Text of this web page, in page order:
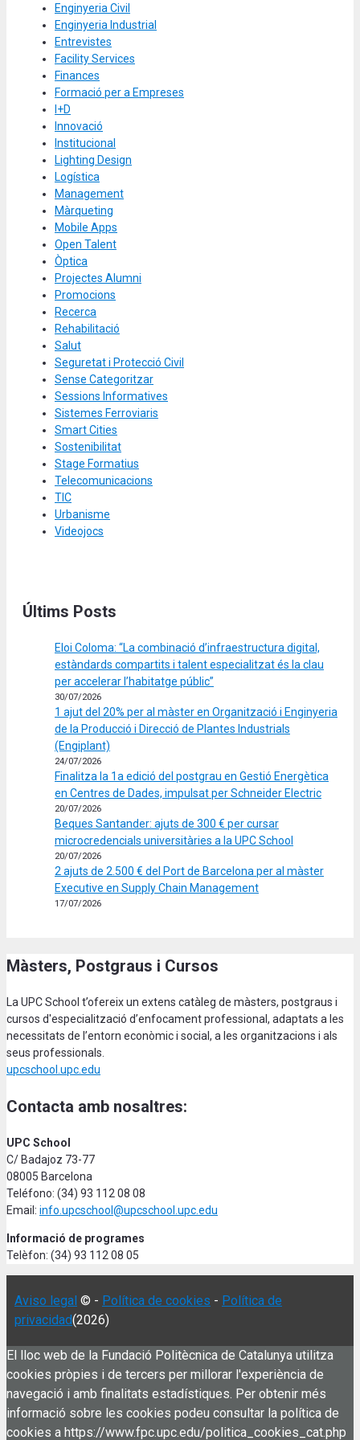
Enginyeria Civil
Enginyeria Industrial
Entrevistes
Facility Services
Finances
Formació per a Empreses
I+D
Innovació
Institucional
Lighting Design
Logística
Management
Màrqueting
Mobile Apps
Open Talent
Òptica
Projectes Alumni
Promocions
Recerca
Rehabilitació
Salut
Seguretat i Protecció Civil
Sense Categoritzar
Sessions Informatives
Sistemes Ferroviaris
Smart Cities
Sostenibilitat
Stage Formatius
Telecomunicacions
TIC
Urbanisme
Videojocs
Últims Posts
Eloi Coloma: “La combinació d’infraestructura digital,
estàndards compartits i talent especialitzat és la clau
per accelerar l’habitatge públic”
30/07/2026
1 ajut del 20% per al màster en Organització i Enginyeria
de la Producció i Direcció de Plantes Industrials
(Engiplant)
24/07/2026
Finalitza la 1a edició del postgrau en Gestió Energètica
en Centres de Dades, impulsat per Schneider Electric
20/07/2026
Beques Santander: ajuts de 300 € per cursar
microcredencials universitàries a la UPC School
20/07/2026
2 ajuts de 2.500 € del Port de Barcelona per al màster
Executive en Supply Chain Management
17/07/2026
Màsters, Postgraus i Cursos
La UPC School t’ofereix un extens catàleg de màsters, postgraus i
cursos d'especialització d’enfocament professional, adaptats a les
necessitats de l’entorn econòmic i social, a les organitzacions i als
seus professionals.
upcschool.upc.edu
Contacta amb nosaltres:
UPC School
C/ Badajoz 73-77
08005 Barcelona
Teléfono: (34) 93 112 08 08
Email: info.upcschool@upcschool.upc.edu
Informació de programes
Telèfon: (34) 93 112 08 05
Aviso legal © - Política de cookies - Política de
privacidad(2026)
El lloc web de la Fundació Politècnica de Catalunya utilitza
cookies pròpies i de tercers per millorar l'experiència de
navegació i amb finalitats estadístiques. Per obtenir més
informació sobre les cookies podeu consultar la política de
cookies a https://www.fpc.upc.edu/politica_cookies_cat.php